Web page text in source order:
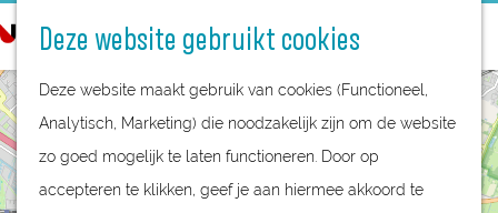
Deze website gebruikt cookies
Deze website maakt gebruik van cookies (Functioneel,
Analytisch, Marketing) die noodzakelijk zijn om de website
zo goed mogelijk te laten functioneren. Door op
accepteren te klikken, geef je aan hiermee akkoord te
a
n
a
a
STREEKMUSEA
NATUURGEBIEDEN
UNESCO WERELDERFGOED
JUBILEUM